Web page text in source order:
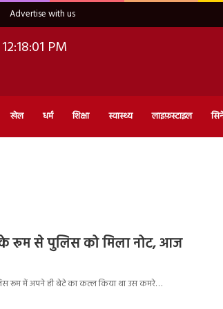
Advertise with us
PM
खेल धर्म शिक्षा स्वास्थ्य लाइफ़स्टाइल
के रूम से पुलिस को मिला नोट, आज
रूम में अपने ही बेटे का कत्ल किया था उस कमरे…